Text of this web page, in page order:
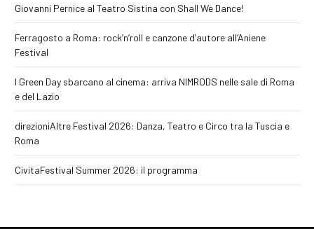
Giovanni Pernice al Teatro Sistina con Shall We Dance!
Ferragosto a Roma: rock’n’roll e canzone d’autore all’Aniene
Festival
I Green Day sbarcano al cinema: arriva NIMRODS nelle sale di Roma
e del Lazio
direzioniAltre Festival 2026: Danza, Teatro e Circo tra la Tuscia e
Roma
CivitaFestival Summer 2026: il programma